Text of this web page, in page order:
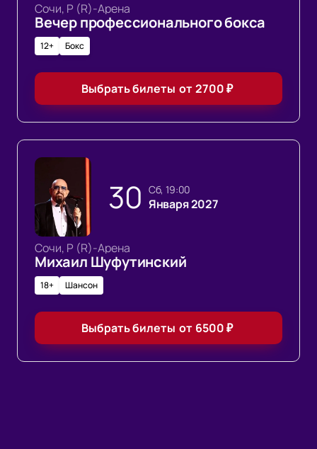
Сочи, Р (R)-Арена
Вечер профессионального бокса
12+ Бокс
Выбрать билеты от2700₽
30 сб, 19:00
Января 2027
Сочи, Р (R)-Арена
Михаил Шуфутинский
18+ Шансон
Выбрать билеты от 6500₽